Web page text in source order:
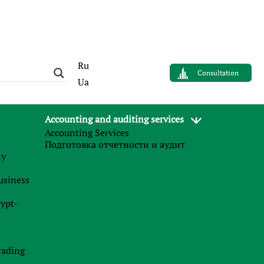
Ru
Ua
Consultation
Accounting and auditing services
Accounting Services
Подготовка отчетности и аудит
Main services